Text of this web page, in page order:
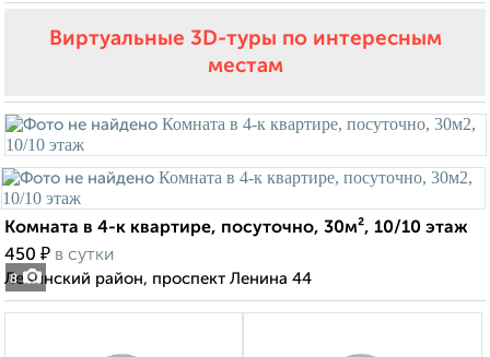
Виртуальные 3D-туры по интересным
местам
8
Комната в 4-к квартире, посуточно, 30м², 10/10 этаж
450 ₽ в сутки
Ленинский район, проспект Ленина 44